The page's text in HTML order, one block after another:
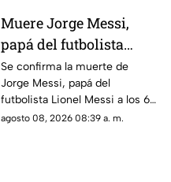
Muere Jorge Messi,
papá del futbolista
Lionel Messi a los 68
años; esto se sabe
Se confirma la muerte de
Jorge Messi, papá del
futbolista Lionel Messi a los 68
años de edad, te compartimos
agosto 08, 2026 08:39 a. m.